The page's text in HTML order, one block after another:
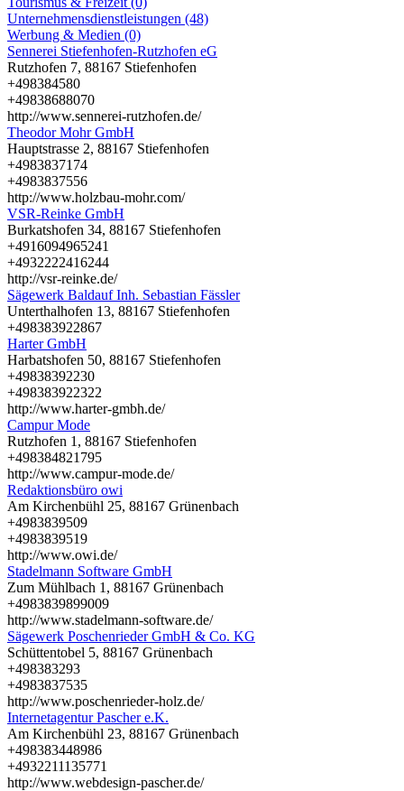
Unternehmensdienstleistungen (48)
Werbung & Medien (0)
Sennerei Stiefenhofen-Rutzhofen eG
Rutzhofen 7, 88167 Stiefenhofen
+498384580
+49838688070
http://www.sennerei-rutzhofen.de/
Theodor Mohr GmbH
Hauptstrasse 2, 88167 Stiefenhofen
+4983837174
+4983837556
http://www.holzbau-mohr.com/
VSR-Reinke GmbH
Burkatshofen 34, 88167 Stiefenhofen
+4916094965241
+4932222416244
http://vsr-reinke.de/
Sägewerk Baldauf Inh. Sebastian Fässler
Unterthalhofen 13, 88167 Stiefenhofen
+498383922867
Harter GmbH
Harbatshofen 50, 88167 Stiefenhofen
+49838392230
+498383922322
http://www.harter-gmbh.de/
Campur Mode
Rutzhofen 1, 88167 Stiefenhofen
+498384821795
http://www.campur-mode.de/
Redaktionsbüro owi
Am Kirchenbühl 25, 88167 Grünenbach
+4983839509
+4983839519
http://www.owi.de/
Stadelmann Software GmbH
Zum Mühlbach 1, 88167 Grünenbach
+4983839899009
http://www.stadelmann-software.de/
Sägewerk Poschenrieder GmbH & Co. KG
Schüttentobel 5, 88167 Grünenbach
+498383293
+4983837535
http://www.poschenrieder-holz.de/
Internetagentur Pascher e.K.
Am Kirchenbühl 23, 88167 Grünenbach
+498383448986
+4932211135771
http://www.webdesign-pascher.de/